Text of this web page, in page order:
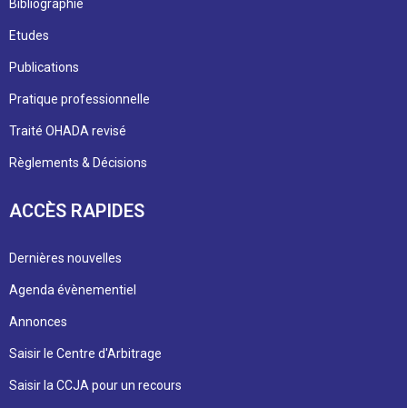
Bibliographie
Etudes
Publications
Pratique professionnelle
Traité OHADA revisé
Règlements & Décisions
ACCÈS RAPIDES
Dernières nouvelles
Agenda évènementiel
Annonces
Saisir le Centre d'Arbitrage
Saisir la CCJA pour un recours